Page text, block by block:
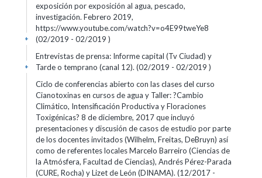
exposición por exposición al agua, pescado,
investigación. Febrero 2019,
https://www.youtube.com/watch?v=o4E99tweYe8
(02/2019 - 02/2019 )
+
Entrevistas de prensa: Informe capital (Tv Ciudad) y
Tarde o temprano (canal 12). (02/2019 - 02/2019 )
+
Ciclo de conferencias abierto con las clases del curso
Cianotoxinas en cursos de agua y Taller: ?Cambio
Climático, Intensificación Productiva y Floraciones
Toxigénicas? 8 de diciembre, 2017 que incluyó
presentaciones y discusión de casos de estudio por parte
de los docentes invitados (Wilhelm, Freitas, DeBruyn) así
como de referentes locales Marcelo Barreiro (Ciencias de
la Atmósfera, Facultad de Ciencias), Andrés Pérez-Parada
(CURE, Rocha) y Lizet de León (DINAMA). (12/2017 -